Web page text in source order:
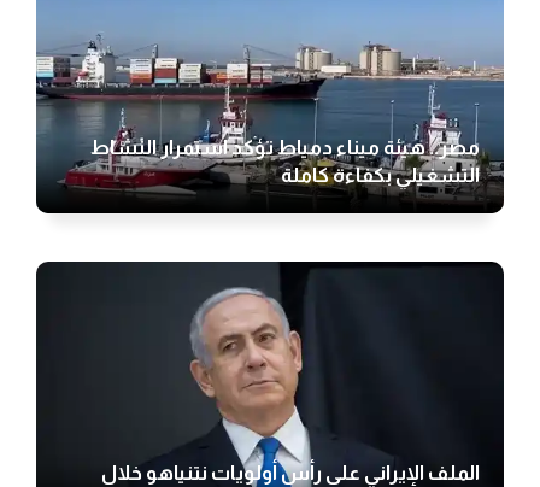
مصر.. هيئة ميناء دمياط تؤكد استمرار النشاط
التشغيلي بكفاءة كاملة
الملف الإيراني على رأس أولويات نتنياهو خلال